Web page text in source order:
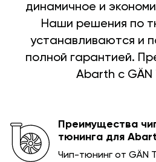
динамичное и
Наши решения по
устанавливаются и
полной гарантией.
Abarth с GÄN
Преимущества
тюнинга для
Чип-тюнинг от GÄN